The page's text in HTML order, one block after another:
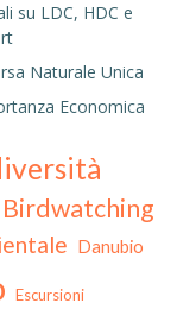
su LDC, HDC e
Naturale Unica
Economica
Birdwatching
Danubio
Escursioni